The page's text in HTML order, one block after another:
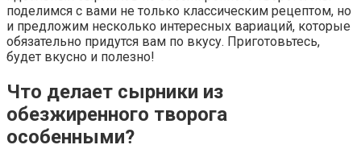
поделимся с вами не только классическим рецептом, но
и предложим несколько интересных вариаций, которые
обязательно придутся вам по вкусу. Приготовьтесь,
будет вкусно и полезно!
Что делает сырники из
обезжиренного творога
особенными?